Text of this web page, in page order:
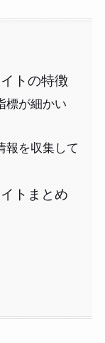
トの特徴
標が細かい
報を収集して
トまとめ